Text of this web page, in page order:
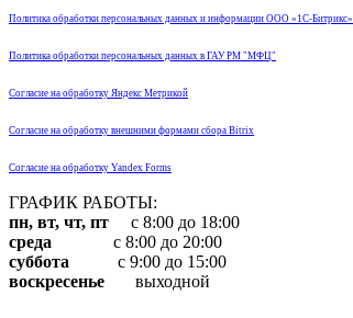
Политика обработки персональных данных и информации ООО «1С-Битрикс»
Политика обработки персональных данных в ГАУ РМ "МФЦ"
Согласие на обработку Яндекс Метрикой
Согласие на обработку внешними формами сбора Bitrix
Согласие на обработку Yandex Forms
ГРАФИК РАБОТЫ:
пн, вт, чт, пт с 8:00 до 18:00
среда с 8:00 до 20:00
суббота с 9:00 до 15:00
воскресенье выходной